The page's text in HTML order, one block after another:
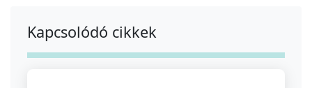
Kapcsolódó cikkek